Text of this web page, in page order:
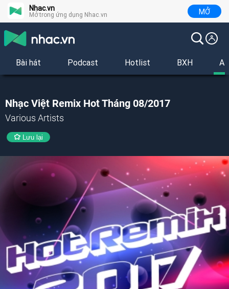
Nhac.vn
Mở trong ứng dụng Nhac.vn MỞ
Bài hát Podcast Hotlist BXH
Nhạc Việt Remix Hot Tháng 08/2017
Various Artists
Lưu lại